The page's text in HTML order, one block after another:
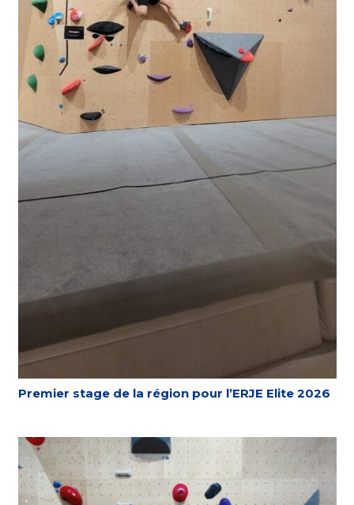
Premier stage de la région pour l’ERJE Elite 2026